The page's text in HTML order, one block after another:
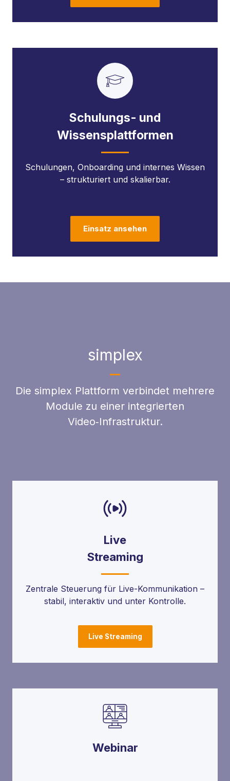
Schulungs- und
Wissensplattformen
Schulungen, Onboarding und internes Wissen
– strukturiert und skalierbar.
Einsatz ansehen
simplex
Die simplex Plattform verbindet mehrere
Module zu einer integrierten
Video‑Infrastruktur.
Live
Streaming
Zentrale Steuerung für Live-Kommunikation –
stabil, interaktiv und unter Kontrolle.
Live Streaming
Webinar